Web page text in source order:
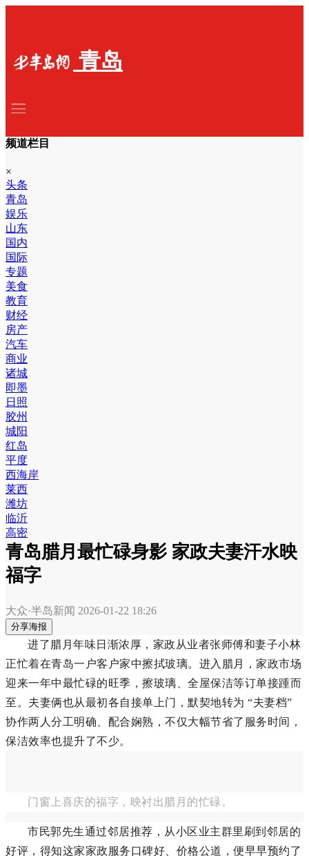
青岛
频道栏目
×
头条
青岛
娱乐
山东
国内
国际
专题
美食
教育
财经
房产
汽车
商业
诸城
即墨
日照
胶州
城阳
红岛
平度
西海岸
莱西
潍坊
临沂
高密
青岛腊月最忙碌身影 家政夫妻汗水映
福字
大众·半岛新闻 2026-01-22 18:26
分享海报
进了腊月年味日渐浓厚，家政从业者张师傅和妻子小林
正忙着在青岛一户客户家中擦拭玻璃。进入腊月，家政市场
迎来一年中最忙碌的旺季，擦玻璃、全屋保洁等订单接踵而
至。夫妻俩也从最初各自接单上门，默契地转为 “夫妻档”
协作两人分工明确、配合娴熟，不仅大幅节省了服务时间，
保洁效率也提升了不少。
门窗上喜庆的福字，映衬出腊月的忙碌。
市民郭先生通过邻居推荐，从小区业主群里刷到邻居的
好评，得知这家家政服务口碑好、价格公道，便早早预约了